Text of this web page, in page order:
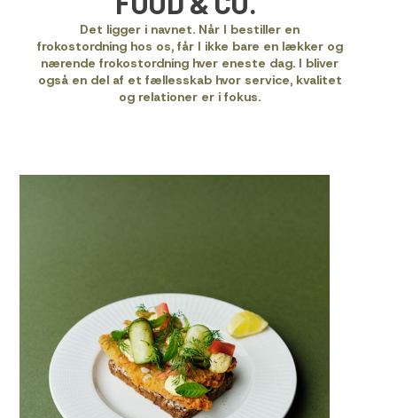
Det ligger i navnet. Når I bestiller en
frokostordning hos os, får I ikke bare en lækker og
nærende frokostordning hver eneste dag. I bliver
også en del af et fællesskab hvor service, kvalitet
og relationer er i fokus.